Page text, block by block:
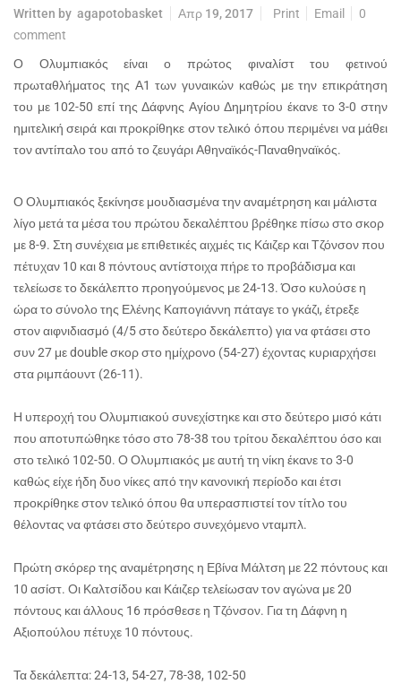
Written by agapotobasket Απρ 19, 2017 Print Email
0
comment
Ο Ολυμπιακός είναι ο πρώτος φιναλίστ του φετινού
πρωταθλήματος της Α1 των γυναικών καθώς με την επικράτηση
του με 102-50 επί της Δάφνης Αγίου Δημητρίου έκανε το 3-0 στην
ημιτελική σειρά και προκρίθηκε στον τελικό όπου περιμένει να μάθει
τον αντίπαλο του από το ζευγάρι Αθηναϊκός-Παναθηναϊκός.
Ο Ολυμπιακός ξεκίνησε μουδιασμένα την αναμέτρηση και μάλιστα
λίγο μετά τα μέσα του πρώτου δεκαλέπτου βρέθηκε πίσω στο σκορ
με 8-9. Στη συνέχεια με επιθετικές αιχμές τις Κάιζερ και Τζόνσον που
πέτυχαν 10 και 8 πόντους αντίστοιχα πήρε το προβάδισμα και
τελείωσε το δεκάλεπτο προηγούμενος με 24-13. Όσο κυλούσε η
ώρα το σύνολο της Ελένης Καπογιάννη πάταγε το γκάζι, έτρεξε
στον αιφνιδιασμό (4/5 στο δεύτερο δεκάλεπτο) για να φτάσει στο
συν 27 με double σκορ στο ημίχρονο (54-27) έχοντας κυριαρχήσει
στα ριμπάουντ (26-11).
Η υπεροχή του Ολυμπιακού συνεχίστηκε και στο δεύτερο μισό κάτι
που αποτυπώθηκε τόσο στο 78-38 του τρίτου δεκαλέπτου όσο και
στο τελικό 102-50. Ο Ολυμπιακός με αυτή τη νίκη έκανε το 3-0
καθώς είχε ήδη δυο νίκες από την κανονική περίοδο και έτσι
προκρίθηκε στον τελικό όπου θα υπερασπιστεί τον τίτλο του
θέλοντας να φτάσει στο δεύτερο συνεχόμενο νταμπλ.
Πρώτη σκόρερ της αναμέτρησης η Εβίνα Μάλτση με 22 πόντους και
10 ασίστ. Οι Καλτσίδου και Κάιζερ τελείωσαν τον αγώνα με 20
πόντους και άλλους 16 πρόσθεσε η Τζόνσον. Για τη Δάφνη η
Αξιοπούλου πέτυχε 10 πόντους.
Τα δεκάλεπτα: 24-13, 54-27, 78-38, 102-50